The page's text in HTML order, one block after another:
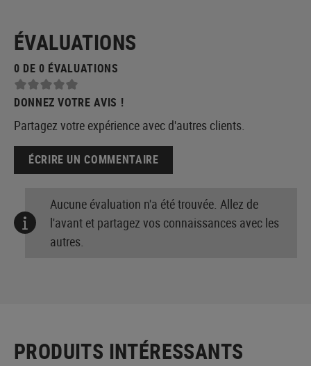
ÉVALUATIONS
0 DE 0 ÉVALUATIONS
DONNEZ VOTRE AVIS !
Partagez votre expérience avec d'autres clients.
ÉCRIRE UN COMMENTAIRE
Aucune évaluation n'a été trouvée. Allez de
l'avant et partagez vos connaissances avec les
autres.
PRODUITS INTÉRESSANTS